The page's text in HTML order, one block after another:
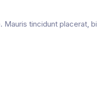
tincidunt placerat,